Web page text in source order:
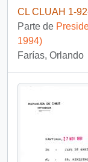
CL CLUAH 1-
Parte de
1994)
Farías, Orlando